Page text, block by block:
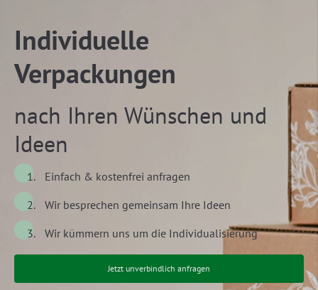
Individuelle
Verpackungen
nach Ihren Wünschen und
Ideen
Einfach & kostenfrei anfragen
Wir besprechen gemeinsam Ihre Ideen
Wir kümmern uns um die Individualisierung
Jetzt unverbindlich anfragen